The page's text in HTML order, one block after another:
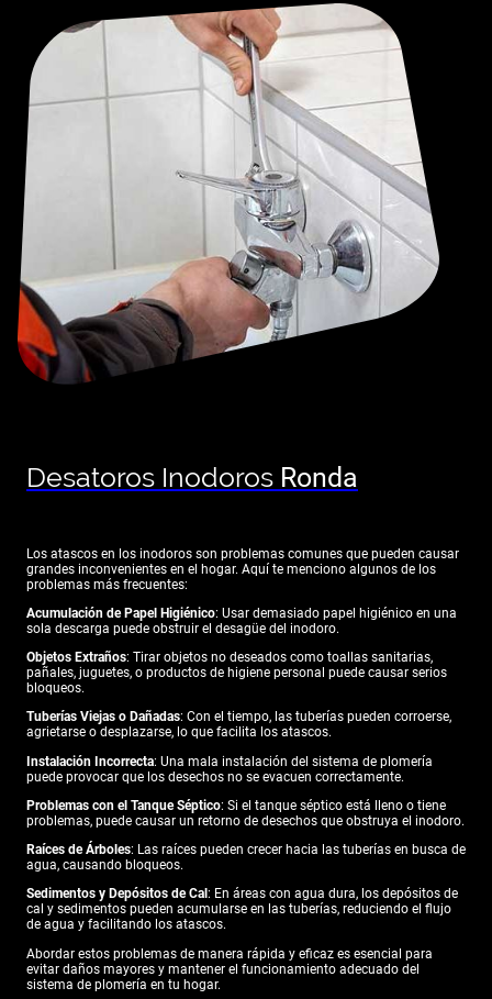
Desatoros Inodoros Ronda
Los atascos en los inodoros son problemas comunes que pueden causar
grandes inconvenientes en el hogar. Aquí te menciono algunos de los
problemas más frecuentes:
Acumulación de Papel Higiénico: Usar demasiado papel higiénico en una
sola descarga puede obstruir el desagüe del inodoro.
Objetos Extraños: Tirar objetos no deseados como toallas sanitarias,
pañales, juguetes, o productos de higiene personal puede causar serios
bloqueos.
Tuberías Viejas o Dañadas: Con el tiempo, las tuberías pueden corroerse,
agrietarse o desplazarse, lo que facilita los atascos.
Instalación Incorrecta: Una mala instalación del sistema de plomería
puede provocar que los desechos no se evacuen correctamente.
Problemas con el Tanque Séptico: Si el tanque séptico está lleno o tiene
problemas, puede causar un retorno de desechos que obstruya el inodoro.
Raíces de Árboles: Las raíces pueden crecer hacia las tuberías en busca de
agua, causando bloqueos.
Sedimentos y Depósitos de Cal : En áreas con agua dura, los depósitos de
cal y sedimentos pueden acumularse en las tuberías, reduciendo el flujo
de agua y facilitando los atascos.
Abordar estos problemas de manera rápida y eficaz es esencial para
evitar daños mayores y mantener el funcionamiento adecuado del
sistema de plomería en tu hogar.